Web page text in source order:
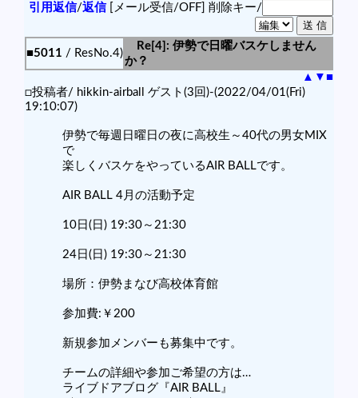
引用返信/返信[メール受信/OFF] 削除キー/
■5011 / ResNo.4)
Re[4]: 伊勢で日曜バスケしません
か？
▲ ▼ ■
□投稿者/ hikkin-airball ゲスト(3回)-(2022/04/01(Fri)
19:10:07)
伊勢で毎週日曜日の夜に高校生～40代の男女MIX
で
楽しくバスケをやっているAIR BALLです。
AIR BALL 4月の活動予定
10日(日) 19:30～21:30
24日(日) 19:30～21:30
場所：伊勢まなび高校体育館
参加費:￥200
新規参加メンバーも募集中です。
チームの詳細や参加ご希望の方は…
ライブドアブログ『AIR BALL』